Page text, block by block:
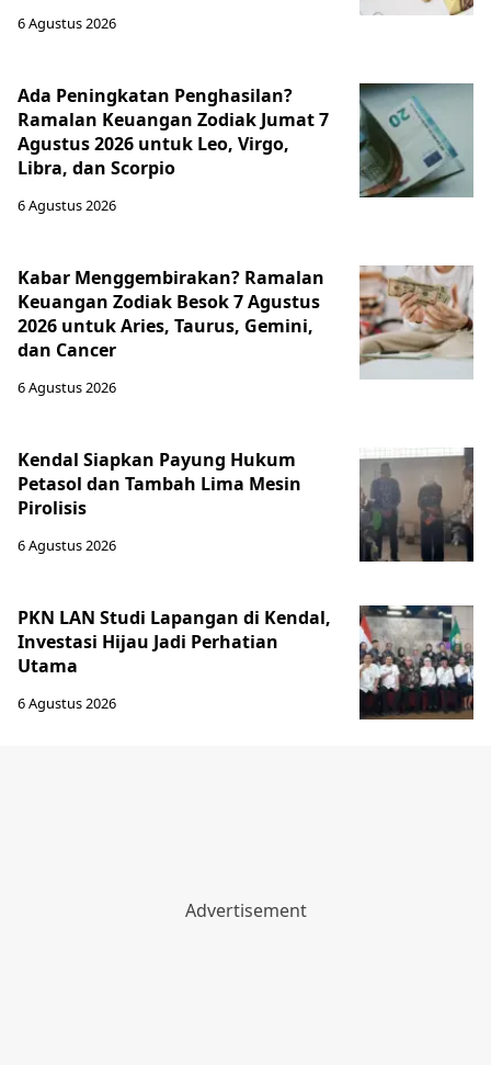
6 Agustus 2026
Ada Peningkatan Penghasilan?
Ramalan Keuangan Zodiak Jumat 7
Agustus 2026 untuk Leo, Virgo,
Libra, dan Scorpio
6 Agustus 2026
Kabar Menggembirakan? Ramalan
Keuangan Zodiak Besok 7 Agustus
2026 untuk Aries, Taurus, Gemini,
dan Cancer
6 Agustus 2026
Kendal Siapkan Payung Hukum
Petasol dan Tambah Lima Mesin
Pirolisis
6 Agustus 2026
PKN LAN Studi Lapangan di Kendal,
Investasi Hijau Jadi Perhatian
Utama
6 Agustus 2026